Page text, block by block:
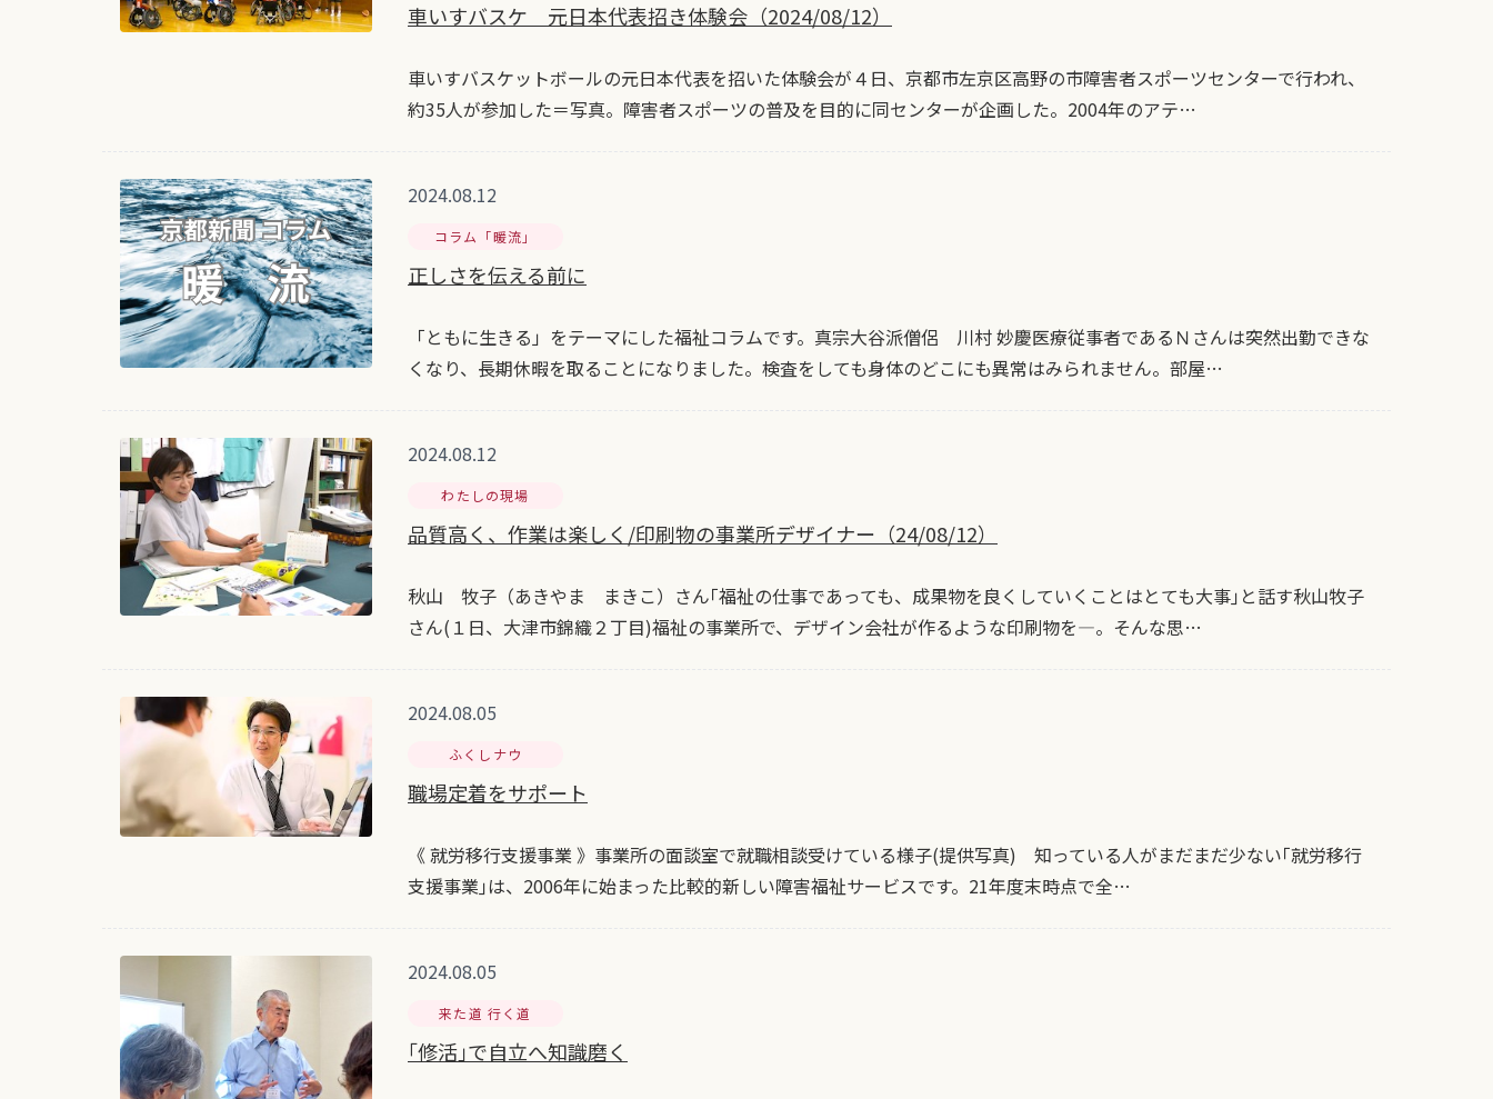
車いすバスケ 元日本代表招き体験会（2024/08/12）
車いすバスケットボールの元日本代表を招いた体験会が４日、京都市左京区高野の市障害者スポーツセンターで行われ、
約35人が参加した＝写真。障害者スポーツの普及を目的に同センターが企画した。2004年のアテ…
2024.08.12
コラム「暖流」
正しさを伝える前に
「ともに生きる」をテーマにした福祉コラムです。真宗大谷派僧侶 川村 妙慶医療従事者であるＮさんは突然出勤できな
くなり、長期休暇を取ることになりました。検査をしても身体のどこにも異常はみられません。部屋…
2024.08.12
わたしの現場
品質高く、作業は楽しく/印刷物の事業所デザイナー（24/08/12）
秋山 牧子（あきやま まきこ）さん｢福祉の仕事であっても、成果物を良くしていくことはとても大事｣と話す秋山牧子
さん(１日、大津市錦織２丁目)福祉の事業所で、デザイン会社が作るような印刷物を―。そんな思…
2024.08.05
ふくしナウ
職場定着をサポート
《 就労移行支援事業 》事業所の面談室で就職相談受けている様子(提供写真) 知っている人がまだまだ少ない｢就労移行
支援事業｣は、2006年に始まった比較的新しい障害福祉サービスです。21年度末時点で全…
2024.08.05
来た道 行く道
｢修活｣で自立へ知識磨く